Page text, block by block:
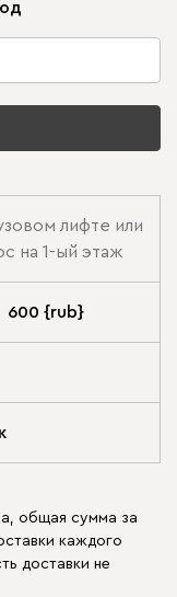
лифте или
на 1-ый этаж
600 {rub}
общая сумма за
каждого
доставки не